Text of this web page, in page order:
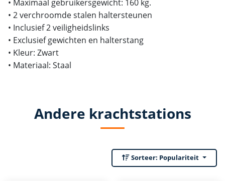
• Maximaal gebruikersgewicht: 160 kg.
• 2 verchroomde stalen haltersteunen
• Inclusief 2 veiligheidslinks
• Exclusief gewichten en halterstang
• Kleur: Zwart
• Materiaal: Staal
Andere krachtstations
Sorteer: Populariteit